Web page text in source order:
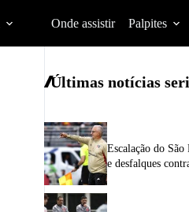
Onde assistir Palpites
Últimas notícias
Escalação do
e desfalques